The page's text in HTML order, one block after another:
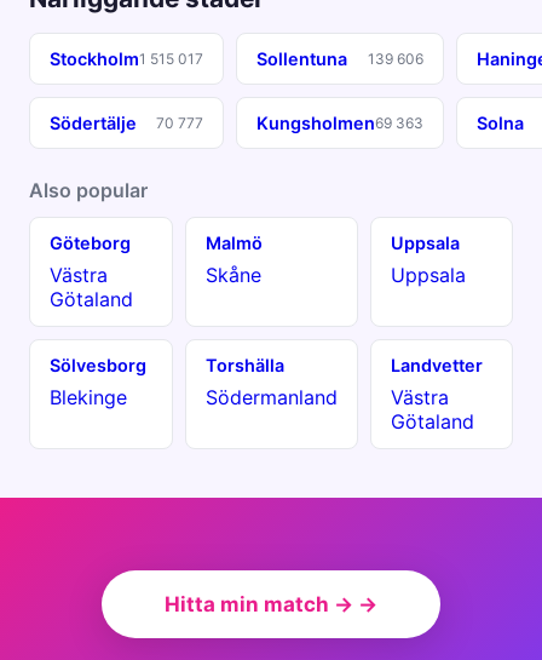
Stockholm1 515 017 Sollentuna 139 606
Södertälje 70 777 Kungsholmen69 363 Solna
Also popular
Göteborg
Västra
Götaland
Malmö
Skåne
Uppsala
Uppsala
Sölvesborg
Blekinge
Torshälla
Södermanland
Landvetter
Västra
Götaland
Hitta min match → →